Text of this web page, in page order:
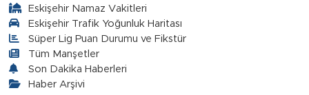
Eskişehir Namaz Vakitleri
Eskişehir Trafik Yoğunluk Haritası
Süper Lig Puan Durumu ve Fikstür
Tüm Manşetler
Son Dakika Haberleri
Haber Arşivi